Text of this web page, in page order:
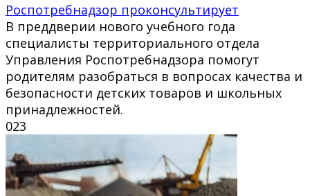
Роспотребнадзор проконсультирует
В преддверии нового учебного года
специалисты территориального отдела
Управления Роспотребнадзора помогут
родителям разобраться в вопросах качества и
безопасности детских товаров и школьных
принадлежностей.
023